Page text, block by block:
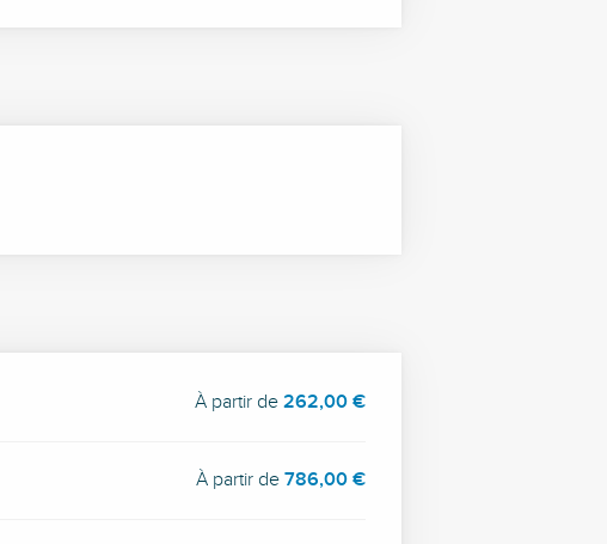
À partir de262,00 €
À partir de786,00 €